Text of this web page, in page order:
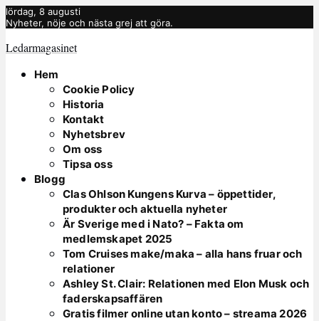
lördag, 8 augusti
Nyheter, nöje och nästa grej att göra.
Ledarmagasinet
Hem
Cookie Policy
Historia
Kontakt
Nyhetsbrev
Om oss
Tipsa oss
Blogg
Clas Ohlson Kungens Kurva – öppettider,
produkter och aktuella nyheter
Är Sverige med i Nato? – Fakta om
medlemskapet 2025
Tom Cruises make/maka – alla hans fruar och
relationer
Ashley St. Clair: Relationen med Elon Musk och
faderskapsaffären
Gratis filmer online utan konto – streama 2026